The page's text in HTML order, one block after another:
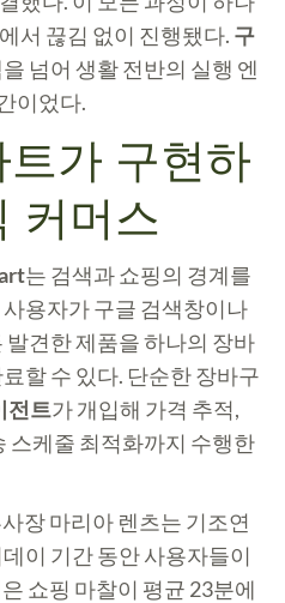
서 끊김 없이 진행됐다. 구
넘어 생활 전반의 실행 엔
이었다.
가 구현하
커머스
는 검색과 쇼핑의 경계를
용자가 구글 검색창이나
견한 제품을 하나의 장바
할 수 있다. 단순한 장바구
전트가 개입해 가격 추적,
스케줄 최적화까지 수행한
장 마리아 렌츠는 기조연
이 기간 동안 사용자들이
쇼핑 마찰이 평균 23분에